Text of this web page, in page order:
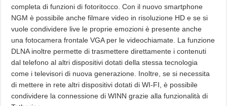
completa di funzioni di fotoritocco. Con il nuovo smartphone
NGM è possibile anche filmare video in risoluzione HD e se si
vuole condividere live le proprie emozioni è presente anche
una fotocamera frontale VGA per le videochiamate. La funzione
DLNA inoltre permette di trasmettere direttamente i contenuti
dal telefono al altri dispositivi dotati della stessa tecnologia
come i televisori di nuova generazione. Inoltre, se si necessita
di mettere in rete altri dispositivi dotati di WI-FI, è possibile
condividere la connessione di WINN grazie alla funzionalità di